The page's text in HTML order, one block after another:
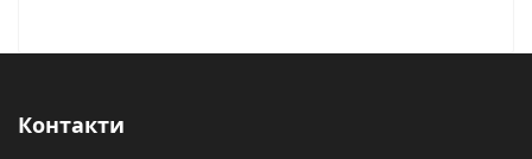
Контакти